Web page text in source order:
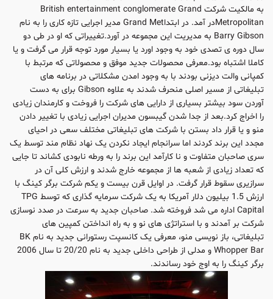
به مالکیت شرکت British entertainment conglomerate Grand
Metropolitanدر آمد. در ابتداGrand Met مدیر اجرایی تازه کاری را به نام
Barry Gibson به مدیریت این مجموعه در آورد.تغییراتی که او در طی دو
سال دوره ی تصدی خود به وجود اورد یا بسیار مورد توجه قرار می گرفت و یا
کاملا اشتباه بود.معرفی محصولات جدید موفق و محصولاتی که مرتبط با
کمپانی والت دیزنی بودند با به وجود امدن مشکلاتی در برنامه های
تبلیغاتی از مسیر اصلی منحرف شدند به علاوه Gibson برای به دست
آوردن سود بیشتر بسیاری از دارایی های شرکت را فروخت و کارمندان زیادی
را اخراج کرد.بعد از جدا شدن گیبسون مدیران اجرایی زیادی با تغییر دادن
منو و یا قرار داد بستن با شرکت های تبلیغاتی مختلف سعی در احیای
مجدد این برند کردند اما سرانجام ایجاد نکردن یک نهاد نظام مند توسط یک
سری صاحبان متفاوت و نا کارآمد این برند را به ورطه نابودی کشاند تا جایی
که تعداد زیادی از شعبه ها از مجموعه خارج شدند و ارزش کلی آن در
سرازیری سقوط قرار گرفت. در اوایل قرن بیست و یکم شرکت برگر کینگ با
ارزش 1.5 بیلیون دلار آمریکا به یک شرکت سرمایه گذاری که توسط TPG
Capital اداره می شد فروخته شد. صاحبان جدید به سرعت در صدد نوسازی
شرکت بر آمدند و با استراتژی های نو و به راه انداختن کمپین های
تبلیغاتی، باز نویسی منو، معرفی یک کانسپت رستورانی جدید به نام BK
Whopper Bar و مدلی از طراحی داخلی جدید به نام 20/20 تا سال 2006
برگر کینگ را به اوج خود رساندند.